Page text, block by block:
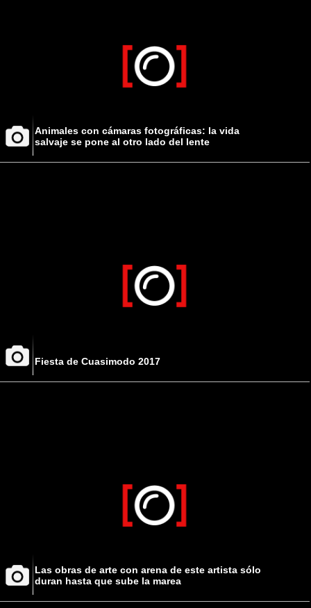
Animales con cámaras fotográficas: la vida
salvaje se pone al otro lado del lente
Fiesta de Cuasimodo 2017
Las obras de arte con arena de este artista sólo
duran hasta que sube la marea